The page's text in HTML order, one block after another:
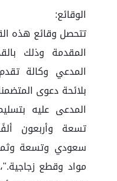
الوقائع:
تتحصل وقائع هذه
المقدمة وذلك
المدعي وكالة
بلائحة دعوى
تسعة وأربعون
سعودي وتسعة
مواد وقطع